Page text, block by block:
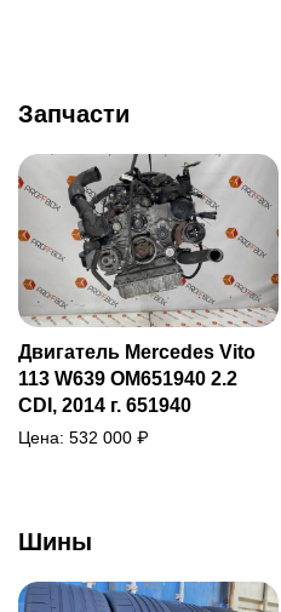
Запчасти
Двигатель Mercedes Vito
113 W639 OM651940 2.2
CDI, 2014 г. 651940
Цена: 532 000 ₽
Шины